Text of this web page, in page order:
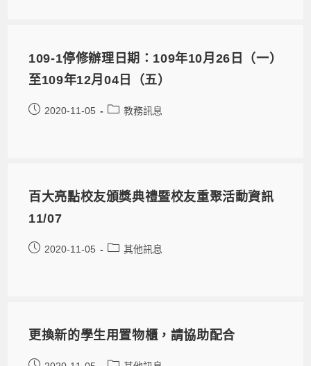
109-1停修辦理日期：109年10月26日（一）
至109年12月04日（五）
2020-11-05 教務訊息
百大亮點校友頒獎典禮暨校友重聚活動資訊
11/07
2020-11-05 其他訊息
更換新的學生用置物櫃，請協助配合